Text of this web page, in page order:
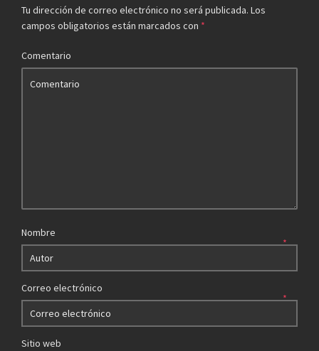
Tu dirección de correo electrónico no será publicada. Los
campos obligatorios están marcados con *
Comentario
Nombre
*
Correo electrónico
*
Sitio web